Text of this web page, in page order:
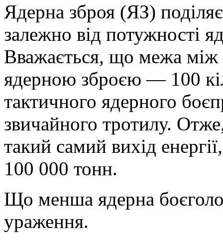
Ядерна зброя (ЯЗ)
залежно від потужності
Вважається, що межа між
ядерною зброєю — 100
тактичного ядерного
звичайного тротилу.
такий самий вихід
100 000 тонн.
Що менша ядерна
ураження.